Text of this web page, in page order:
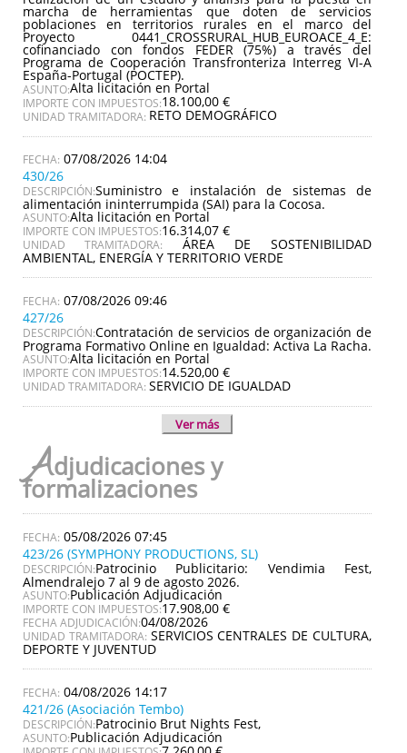
marcha de herramientas que doten de servicios
poblaciones en territorios rurales en el marco del
Proyecto 0441_CROSSRURAL_HUB_EUROACE_4_E:
cofinanciado con fondos FEDER (75%) a través del
Programa de Cooperación Transfronteriza Interreg VI-A
España-Portugal (POCTEP).
ASUNTO:Alta licitación en Portal
IMPORTE CON IMPUESTOS:18.100,00 €
UNIDAD TRAMITADORA: RETO DEMOGRÁFICO
07/08/2026 14:04
430/26
DESCRIPCIÓN:Suministro e instalación de sistemas de
alimentación ininterrumpida (SAI) para la Cocosa.
ASUNTO:Alta licitación en Portal
IMPORTE CON IMPUESTOS:16.314,07 €
UNIDAD TRAMITADORA: ÁREA DE SOSTENIBILIDAD
AMBIENTAL, ENERGÍA Y TERRITORIO VERDE
07/08/2026 09:46
427/26
DESCRIPCIÓN:Contratación de servicios de organización de
Programa Formativo Online en Igualdad: Activa La Racha.
ASUNTO:Alta licitación en Portal
IMPORTE CON IMPUESTOS:14.520,00 €
UNIDAD TRAMITADORA: SERVICIO DE IGUALDAD
Ver más
Adjudicaciones y
formalizaciones
05/08/2026 07:45
423/26 (SYMPHONY PRODUCTIONS, SL)
DESCRIPCIÓN:Patrocinio Publicitario: Vendimia Fest,
Almendralejo 7 al 9 de agosto 2026.
ASUNTO:Publicación Adjudicación
IMPORTE CON IMPUESTOS:17.908,00 €
FECHA ADJUDICACIÓN:04/08/2026
UNIDAD TRAMITADORA: SERVICIOS CENTRALES DE CULTURA,
DEPORTE Y JUVENTUD
04/08/2026 14:17
421/26 (Asociación Tembo)
DESCRIPCIÓN:Patrocinio Brut Nights Fest,
ASUNTO:Publicación Adjudicación